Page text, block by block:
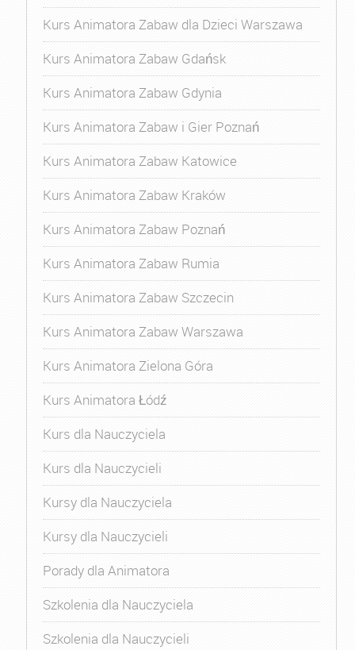
Kurs Animatora Zabaw dla Dzieci Warszawa
Kurs Animatora Zabaw Gdańsk
Kurs Animatora Zabaw Gdynia
Kurs Animatora Zabaw i Gier Poznań
Kurs Animatora Zabaw Katowice
Kurs Animatora Zabaw Kraków
Kurs Animatora Zabaw Poznań
Kurs Animatora Zabaw Rumia
Kurs Animatora Zabaw Szczecin
Kurs Animatora Zabaw Warszawa
Kurs Animatora Zielona Góra
Kurs Animatora Łódź
Kurs dla Nauczyciela
Kurs dla Nauczycieli
Kursy dla Nauczyciela
Kursy dla Nauczycieli
Porady dla Animatora
Szkolenia dla Nauczyciela
Szkolenia dla Nauczycieli